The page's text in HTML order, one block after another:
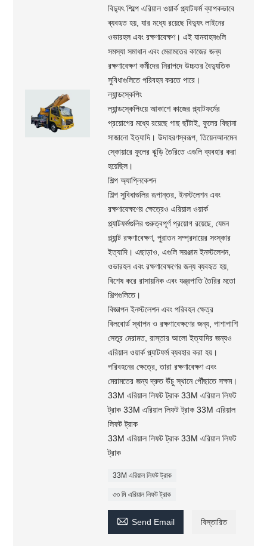
বিদ্যুৎ শিল্পে এরিয়াল ওয়ার্ক প্ল্যাটফর্ম ব্যাপকভাবে
ব্যবহৃত হয়, যার মধ্যে রয়েছে বিদ্যুৎ লাইনের
ওভারহল এবং রক্ষণাবেক্ষণ। এই যানবাহনগুলি
সমস্যা সমাধান এবং মেরামতের কাজের জন্য
রক্ষণাবেক্ষণ কর্মীদের নিরাপদে উচ্চতর বৈদ্যুতিক
সুবিধাগুলিতে পরিবহন করতে পারে।
ল্যান্ডস্কেপিং
ল্যান্ডস্কেপিংয়ে আকাশে কাজের প্ল্যাটফর্মের
প্রয়োগের মধ্যে রয়েছে গাছ ছাঁটাই, ফুলের বিছানা
সাজানো ইত্যাদি। উদাহরণস্বরূপ, তিয়েনআনমেন
স্কোয়ারে ফুলের ঝুড়ি তৈরিতে এগুলি ব্যবহার করা
হয়েছিল।
শিল্প অ্যাপ্লিকেশন
শিল্প সুবিধাগুলির রূপান্তর, ইনস্টলেশন এবং
রক্ষণাবেক্ষণের ক্ষেত্রেও এরিয়াল ওয়ার্ক
প্ল্যাটফর্মগুলির গুরুত্বপূর্ণ প্রয়োগ রয়েছে, যেমন
প্ল্যান্ট রক্ষণাবেক্ষণ, পুরাতন সম্প্রদায়ের সংস্কার
ইত্যাদি। এছাড়াও, এগুলি সরঞ্জাম ইনস্টলেশন,
ওভারহল এবং রক্ষণাবেক্ষণের জন্য ব্যবহৃত হয়,
বিশেষ করে রাসায়নিক এবং যন্ত্রপাতি তৈরির মতো
শিল্পগুলিতে।
বিজ্ঞাপন ইনস্টলেশন এবং পরিবহন ক্ষেত্র
বিলবোর্ড স্থাপন ও রক্ষণাবেক্ষণের জন্য, পাশাপাশি
সেতুর মেরামত, রাস্তার আলো ইত্যাদির জন্যও
এরিয়াল ওয়ার্ক প্ল্যাটফর্ম ব্যবহার করা হয়।
পরিবহনের ক্ষেত্রে, তারা রক্ষণাবেক্ষণ এবং
মেরামতের জন্য দ্রুত উঁচু স্থানে পৌঁছাতে সক্ষম।
33M এরিয়াল লিফট ট্রাক 33M এরিয়াল লিফট
ট্রাক 33M এরিয়াল লিফট ট্রাক 33M এরিয়াল
লিফট ট্রাক
33M এরিয়াল লিফট ট্রাক 33M এরিয়াল লিফট
ট্রাক
33M এরিয়াল লিফট ট্রাক
৩৩ মি এরিয়াল লিফট ট্রাক
 Send Email বিস্তারিত